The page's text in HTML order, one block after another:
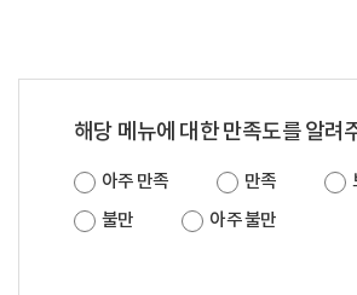
해당 메뉴에 대한 만족도를 알려
아주 만족 만족
불만
아주 불만